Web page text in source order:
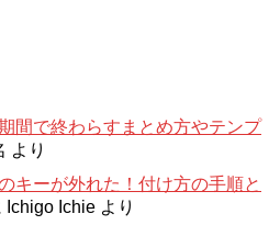
間で終わらすまとめ方やテンプ
より
キーが外れた！付け方の手順と
Ichigo Ichie より